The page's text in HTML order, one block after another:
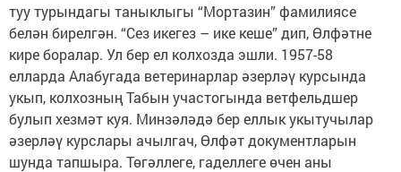
туу турындагы таныклыгы “Мортазин” фамилиясе
белән бирелгән. “Сез икегез – ике кеше” дип, Өлфәтне
кире боралар. Ул бер ел колхозда эшли. 1957-58
елларда Алабугада ветеринарлар әзерләү курсында
укып, колхозның Табын участогында ветфельдшер
булып хезмәт куя. Минзәләдә бер еллык укытучылар
әзерләү курслары ачылгач, Өлфәт документларын
шунда тапшыра. Төгәллеге, гаделлеге өчен аны